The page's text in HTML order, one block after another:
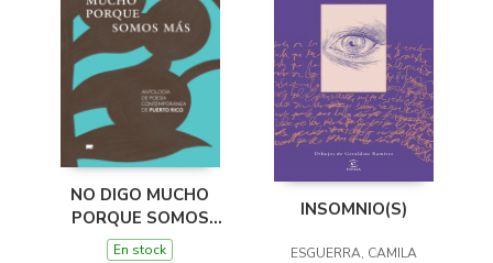
NO DIGO MUCHO
PORQUE SOMOS
MAS
En stock
INSOMNIO(S)
ESGUERRA, CAMILA